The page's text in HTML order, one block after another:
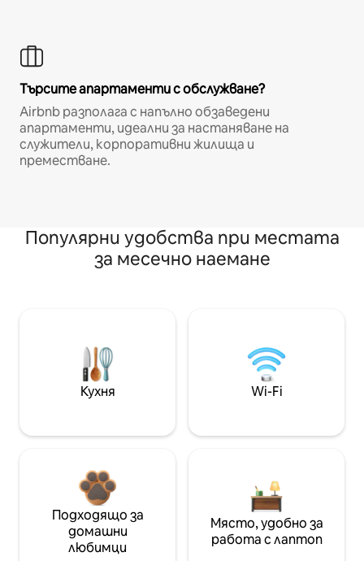
Търсите апартаменти с обслужване?
Airbnb разполага с напълно обзаведени
апартаменти, идеални за настаняване на
служители, корпоративни жилища и
преместване.
Популярни удобства при местата
за месечно наемане
Кухня Wi-Fi
Подходящо за
домашни
любимци
Място, удобно за
работа с лаптоп